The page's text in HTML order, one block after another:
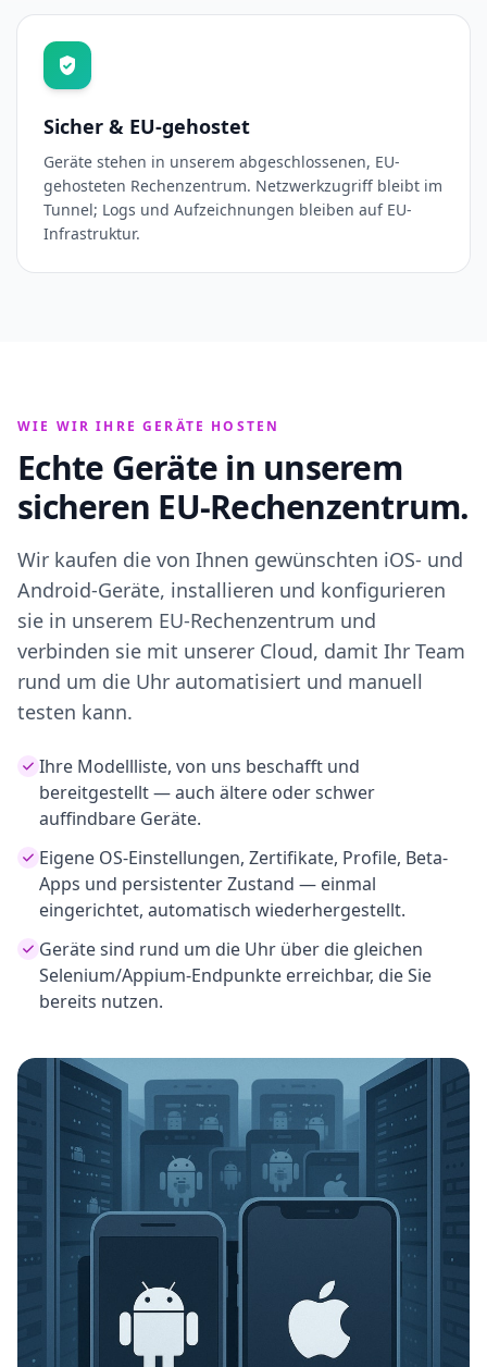
Sicher & EU-gehostet
Geräte stehen in unserem abgeschlossenen, EU-
gehosteten Rechenzentrum. Netzwerkzugriff bleibt im
Tunnel; Logs und Aufzeichnungen bleiben auf EU-
Infrastruktur.
WIE WIR IHRE GERÄTE HOSTEN
Echte Geräte in unserem
sicheren EU-Rechenzentrum.
Wir kaufen die von Ihnen gewünschten iOS- und
Android-Geräte, installieren und konfigurieren
sie in unserem EU-Rechenzentrum und
verbinden sie mit unserer Cloud, damit Ihr Team
rund um die Uhr automatisiert und manuell
testen kann.
Ihre Modellliste, von uns beschafft und
bereitgestellt — auch ältere oder schwer
auffindbare Geräte.
Eigene OS-Einstellungen, Zertifikate, Profile, Beta-
Apps und persistenter Zustand — einmal
eingerichtet, automatisch wiederhergestellt.
Geräte sind rund um die Uhr über die gleichen
Selenium/Appium-Endpunkte erreichbar, die Sie
bereits nutzen.